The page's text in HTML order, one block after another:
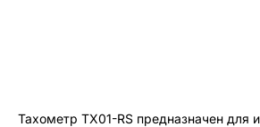
Тахометр ТХ01-RS предназначен для